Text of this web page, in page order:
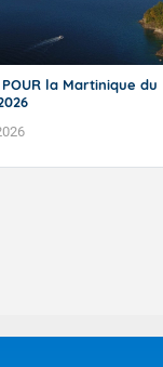
POUR la Martinique du